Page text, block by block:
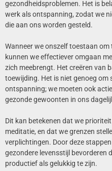
gezondheidsproblemen. Het is
werk als ontspanning, zodat we
die aan ons worden gesteld.
Wanneer we onszelf toestaan
kunnen we effectiever omgaan
zich meebrengt. Het creëren van
toewijding. Het is niet genoeg om
ontspanning; we moeten ook
gezonde gewoonten in ons
Dit kan betekenen dat we
meditatie, en dat we grenzen
verplichtingen. Door deze
gezondere levensstijl bevorderen
productief als gelukkig te zijn.